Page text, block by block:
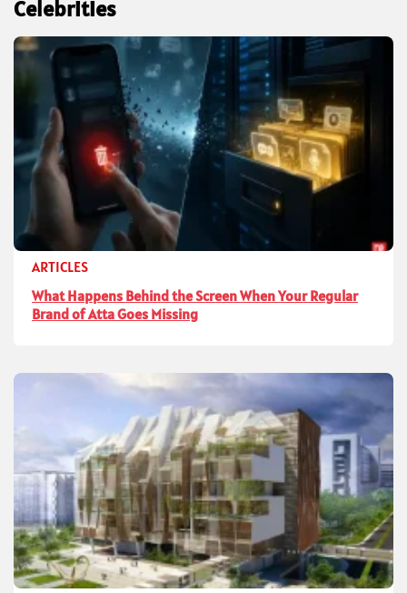
Celebrities
ARTICLES
What Happens Behind the Screen When Your Regular
Brand of Atta Goes Missing